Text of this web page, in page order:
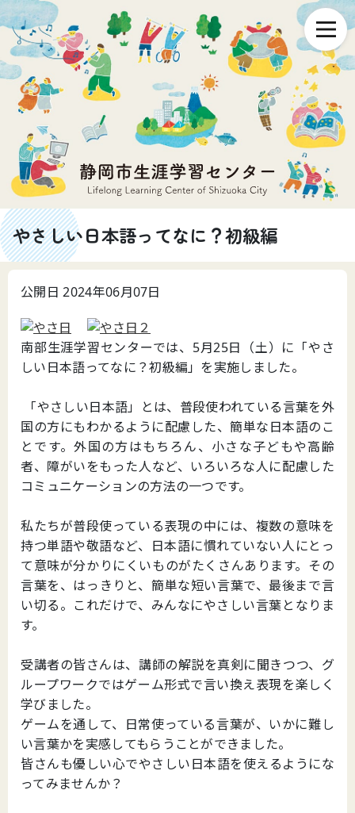
やさしい日本語ってなに？初級編
公開日 2024年06月07日
南部生涯学習センターでは、5月25日（土）に「やさ
しい日本語ってなに？初級編」を実施しました。
「やさしい日本語」とは、普段使われている言葉を外
国の方にもわかるように配慮した、簡単な日本語のこ
とです。外国の方はもちろん、小さな子どもや高齢
者、障がいをもった人など、いろいろな人に配慮した
コミュニケーションの方法の一つです。
私たちが普段使っている表現の中には、複数の意味を
持つ単語や敬語など、日本語に慣れていない人にとっ
て意味が分かりにくいものがたくさんあります。その
言葉を、はっきりと、簡単な短い言葉で、最後まで言
い切る。これだけで、みんなにやさしい言葉となりま
す。
受講者の皆さんは、講師の解説を真剣に聞きつつ、グ
ループワークではゲーム形式で言い換え表現を楽しく
学びました。
ゲームを通して、日常使っている言葉が、いかに難し
い言葉かを実感してもらうことができました。
皆さんも優しい心でやさしい日本語を使えるようにな
ってみませんか？